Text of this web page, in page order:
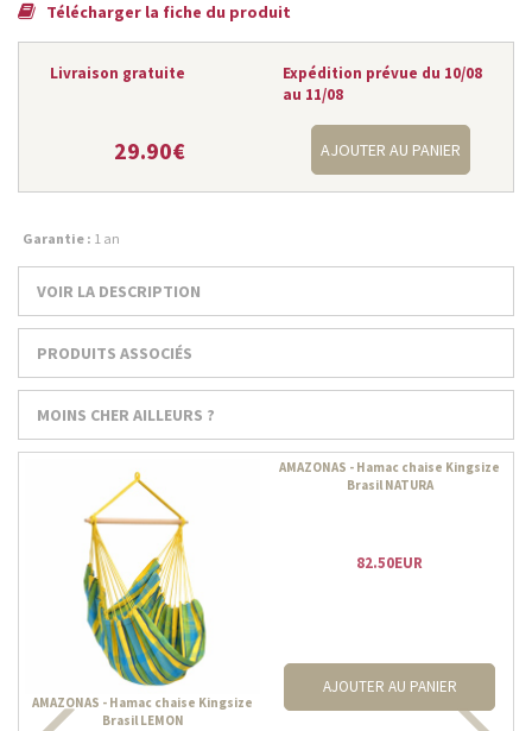
Télécharger la fiche du produit
Livraison gratuite
Expédition prévue du 10/08
au 11/08
29.90€ AJOUTER AU PANIER
Garantie : 1 an
VOIR LA DESCRIPTION
PRODUITS ASSOCIÉS
MOINS CHER AILLEURS ?
AMAZONAS - Hamac chaise Kingsize
Brasil LEMON
AMAZONAS - Hamac chaise Kingsize
Brasil NATURA
82.50EUR
AJOUTER AU PANIER